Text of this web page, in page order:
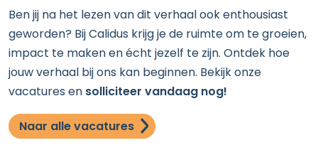
Ben jij na het lezen van dit verhaal ook enthousiast
geworden? Bij Calidus krijg je de ruimte om te groeien,
impact te maken en écht jezelf te zijn. Ontdek hoe
jouw verhaal bij ons kan beginnen. Bekijk onze
vacatures en solliciteer vandaag nog!
Naar alle vacatures